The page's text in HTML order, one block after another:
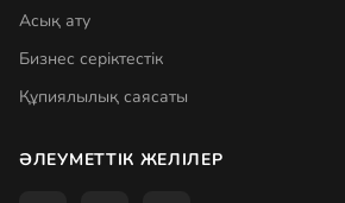
Асық ату
Бизнес серіктестік
Құпиялылық саясаты
ӘЛЕУМЕТТІК ЖЕЛІЛЕР